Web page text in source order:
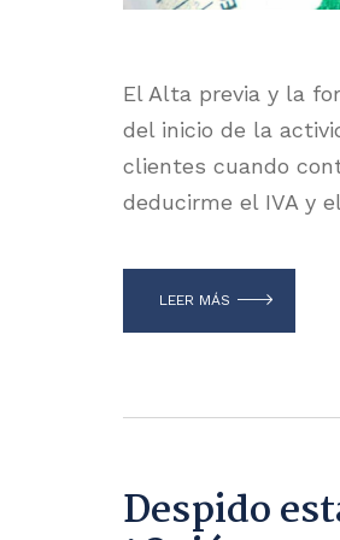
El Alta previa y la
del inicio de la
clientes cuando
deducirme el IVA y
LEER MÁS
Despido